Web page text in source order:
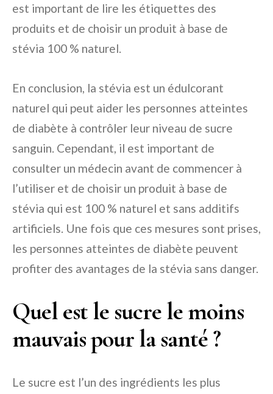
est important de lire les étiquettes des
produits et de choisir un produit à base de
stévia 100 % naturel.
En conclusion, la stévia est un édulcorant
naturel qui peut aider les personnes atteintes
de diabète à contrôler leur niveau de sucre
sanguin. Cependant, il est important de
consulter un médecin avant de commencer à
l’utiliser et de choisir un produit à base de
stévia qui est 100 % naturel et sans additifs
artificiels. Une fois que ces mesures sont prises,
les personnes atteintes de diabète peuvent
profiter des avantages de la stévia sans danger.
Quel est le sucre le moins
mauvais pour la santé ?
Le sucre est l’un des ingrédients les plus